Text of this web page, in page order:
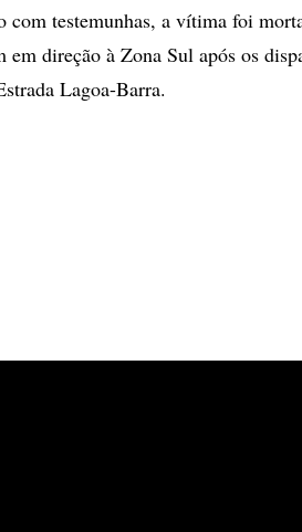
testemunhas, a vítima foi
direção à Zona Sul após os
Lagoa-Barra.